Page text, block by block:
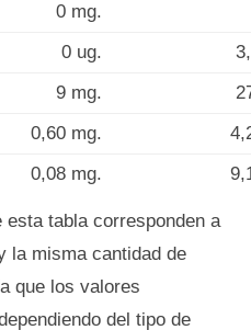
0 mg.
0 ug.
9 mg.
0,60 mg.
0,08 mg.
esta tabla corresponden a
la misma cantidad de
que los valores
del tipo de